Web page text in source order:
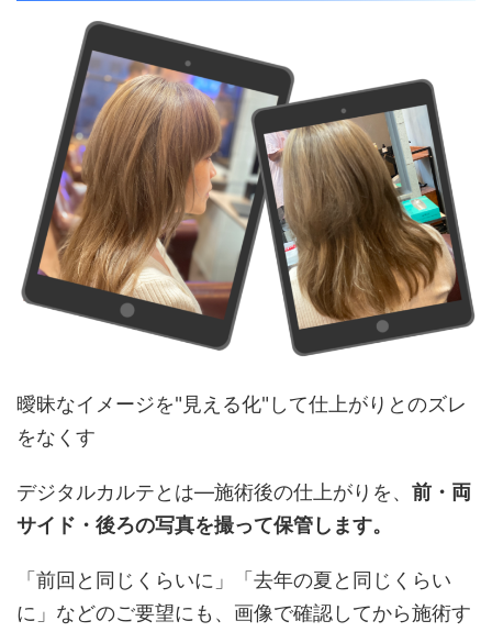
曖昧なイメージを"見える化"して仕上がりとのズレ
をなくす
デジタルカルテとは―施術後の仕上がりを、 前・両
サイド・後ろの写真を撮って保管します。
「前回と同じくらいに」「去年の夏と同じくらい
に」などのご要望にも、画像で確認してから施術す